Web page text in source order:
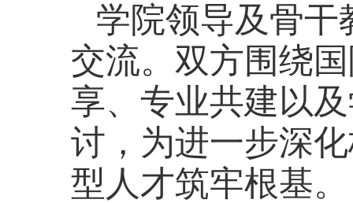
学院领导及骨干
交流。双方围绕
享、专业共建以
讨，为进一步深
型人才筑牢根基。